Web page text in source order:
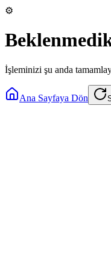
⚙️
İşleminizi şu anda
Ana Sayfaya Dön